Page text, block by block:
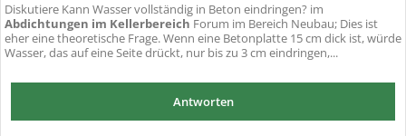
Diskutiere Kann Wasser vollständig in Beton eindringen? im
Abdichtungen im Kellerbereich Forum im Bereich Neubau; Dies ist
eher eine theoretische Frage. Wenn eine Betonplatte 15 cm dick ist, würde
Wasser, das auf eine Seite drückt, nur bis zu 3 cm eindringen,...
Antworten